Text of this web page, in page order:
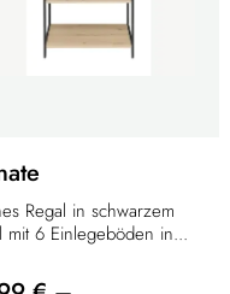
Regal in schwarzem
mit 6 Einlegeböden in...